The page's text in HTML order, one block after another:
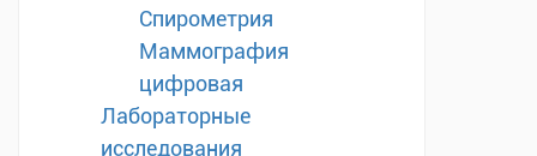
Спирометрия
Маммография
цифровая
Лабораторные
исследования